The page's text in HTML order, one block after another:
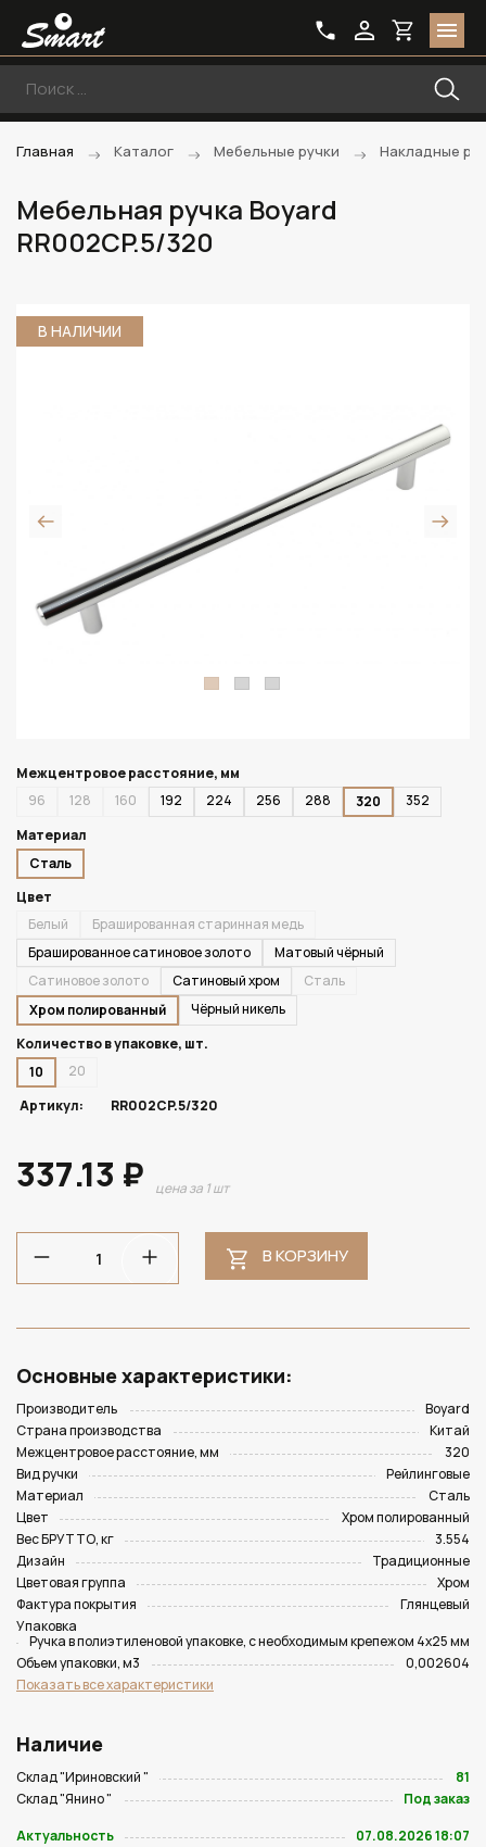
Главная Каталог Мебельные ручки Накладные
Мебельная ручка Boyard
RR002CP.5/320
В НАЛИЧИИ
Межцентровое расстояние, мм
96
128 160 192 224 256 288 320
352
Материал
Сталь
Цвет
Белый
Брашированная старинная медь
Брашированное сатиновое золото
Матовый чёрный
Сатиновое золото
Сатиновый хром
Сталь
Хром полированный
Чёрный никель
Количество в упаковке, шт.
10
20
Артикул:
RR002CP.5/320
337.13 ₽ цена за 1 шт
В КОРЗИНУ
Основные характеристики:
Производитель
Boyard
Страна производства
Китай
Межцентровое расстояние, мм
320
Вид ручки
Рейлинговые
Материал
Сталь
Цвет
Хром полированный
Вес БРУТТО, кг
3.554
Дизайн
Традиционные
Цветовая группа
Хром
Фактура покрытия
Глянцевый
Упаковка
Ручка в полиэтиленовой упаковке, с необходимым крепежом 4х25 мм
Объем упаковки, м3
0,002604
Показать все характеристики
Наличие
Склад "Ириновский "
81
Склад "Янино "
Под заказ
Актуальность
07.08.2026 18:07